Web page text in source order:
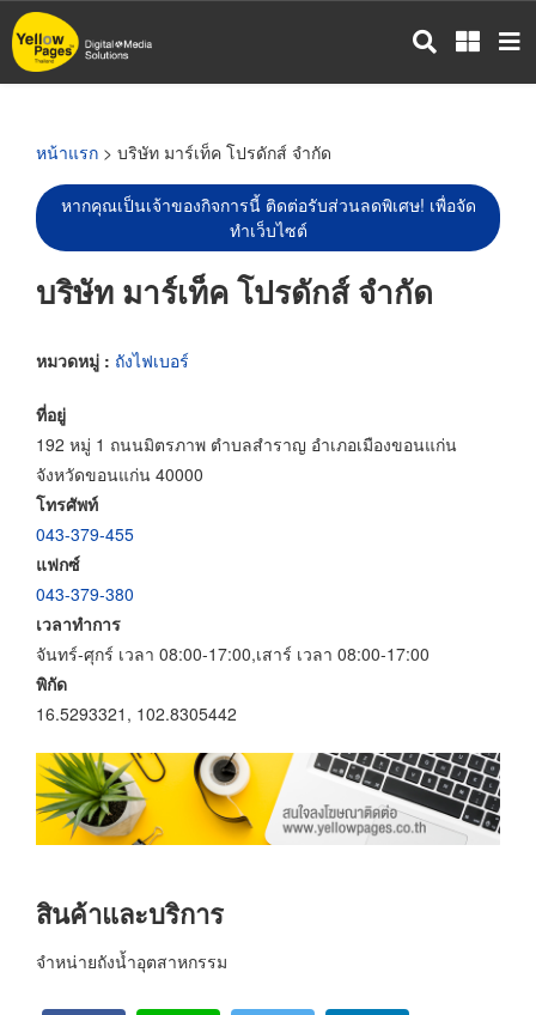
ข้าม
ไป
หน้าแรก > บริษัท มาร์เท็ค โปรดักส์ จำกัด
หากคุณเป็นเจ้าของกิจการนี้ ติดต่อรับส่วนลดพิเศษ! เพื่อจัด
ทำเว็บไซต์
บริษัท มาร์เท็ค โปรดักส์ จำกัด
หมวดหมู่ : ถังไฟเบอร์
ที่อยู่
192 หมู่ 1 ถนนมิตรภาพ ตำบลสำราญ อำเภอเมืองขอนแก่น
จังหวัดขอนแก่น 40000
โทรศัพท์
043-379-455
แฟกซ์
043-379-380
เวลาทำการ
จันทร์-ศุกร์ เวลา 08:00-17:00,เสาร์ เวลา 08:00-17:00
พิกัด
16.5293321, 102.8305442
สินค้าและบริการ
จำหน่ายถังน้ำอุตสาหกรรม